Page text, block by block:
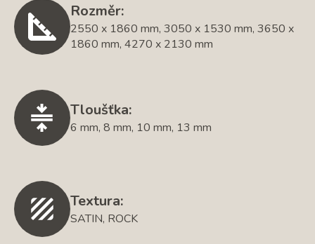
Rozměr:
2550 x 1860 mm, 3050 x 1530 mm, 3650 x
1860 mm, 4270 x 2130 mm
Tloušťka:
6 mm, 8 mm, 10 mm, 13 mm
Textura:
SATIN, ROCK